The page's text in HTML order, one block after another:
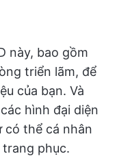
này, bao gồm
triển lãm, để
của bạn. Và
hình đại diện
có thể cá nhân
phục.